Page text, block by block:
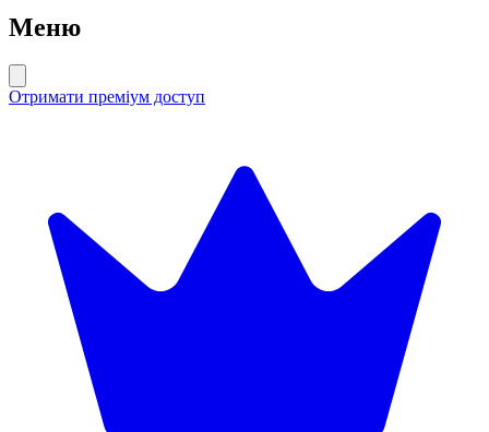
Меню
Отримати преміум доступ